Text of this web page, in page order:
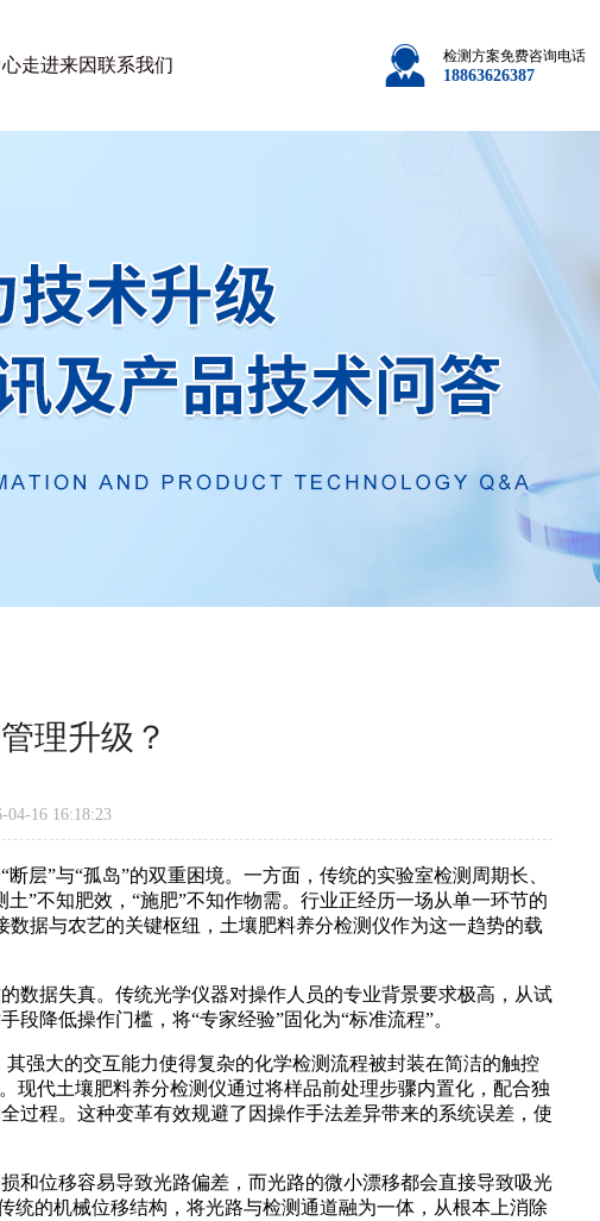
走进来因联系我们 检测方案免费咨询电话
18863626387
理升级？
04-16 16:18:23
”与“孤岛”的双重困境。一方面，传统的实验室检测周期长、
”不知肥效，“施肥”不知作物需。行业正经历一场从单一环节的
据与农艺的关键枢纽，土壤肥料养分检测仪作为这一趋势的载
据失真。传统光学仪器对操作人员的专业背景要求极高，从试
降低操作门槛，将“专家经验”固化为“标准流程”。
强大的交互能力使得复杂的化学检测流程被封装在简洁的触控
现代土壤肥料养分检测仪通过将样品前处理步骤内置化，配合独
过程。这种变革有效规避了因操作手法差异带来的系统误差，使
位移容易导致光路偏差，而光路的微小漂移都会直接导致吸光
统的机械位移结构，将光路与检测通道融为一体，从根本上消除